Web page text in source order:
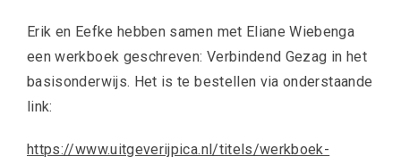
Verbindend Gezag
Intranet
Contact
Bel nu
Erik en Eefke hebben samen met Eliane Wiebenga
een werkboek geschreven: Verbindend Gezag in het
basisonderwijs. Het is te bestellen via onderstaande
link:
https://www.uitgeverijpica.nl/titels/werkboek-